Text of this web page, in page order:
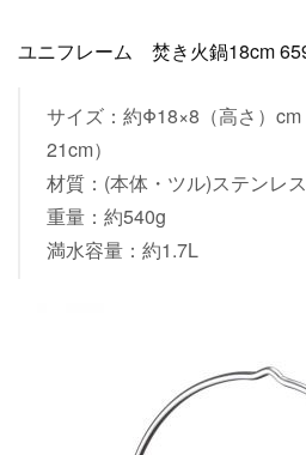
ユニフレーム 焚き火鍋18cm
サイズ：約Φ18×8（高さ）
21cm）
材質：(本体・ツル)ステンレ
重量：約540g
満水容量：約1.7L